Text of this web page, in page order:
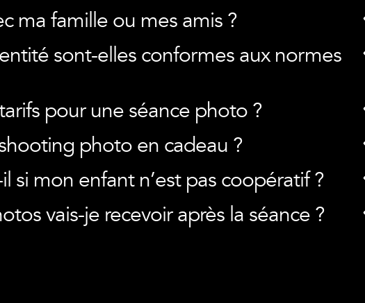
ma famille ou mes amis ?
sont-elles conformes aux normes
pour une séance photo ?
photo en cadeau ?
si mon enfant n’est pas coopératif ?
vais-je recevoir après la séance ?